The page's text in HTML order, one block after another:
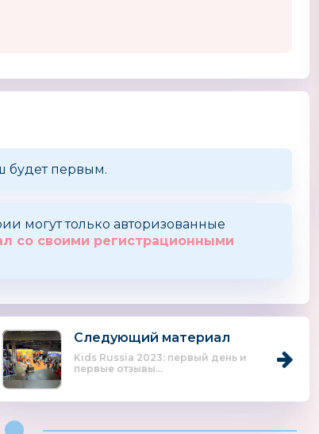
будет первым.
могут только авторизованные
со своими регистрационными
Следующий материал
Kids Russia 2023: первый день и
первые отзывы...